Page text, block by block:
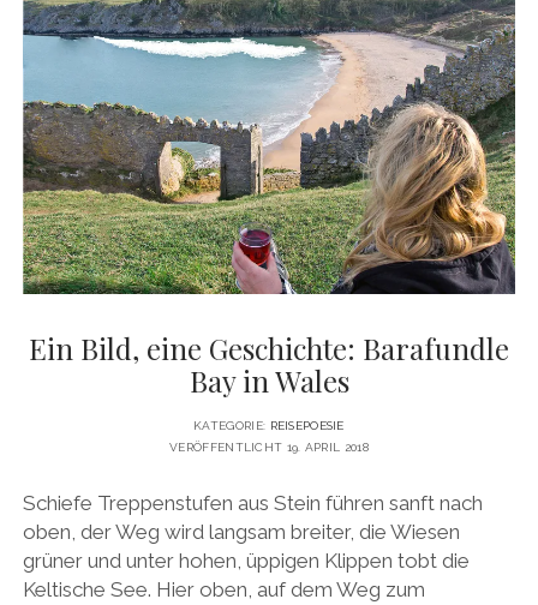
DER
FRIEDENSGLOCKE
Ein Bild, eine Geschichte: Barafundle
Bay in Wales
KATEGORIE: REISEPOESIE
VERÖFFENTLICHT 19. APRIL 2018
Schiefe Treppenstufen aus Stein führen sanft nach
oben, der Weg wird langsam breiter, die Wiesen
grüner und unter hohen, üppigen Klippen tobt die
Keltische See. Hier oben, auf dem Weg zum